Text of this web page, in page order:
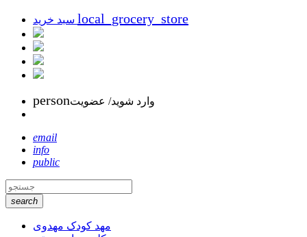
local_grocery_store
personوارد شوید/ عضویت
email
info
public
search
مهد کودک مهدوی